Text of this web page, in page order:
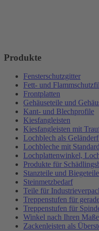
Produkte
Fensterschutzgitter
Fett- und
Frontplatten
Gehäuseteile und
Kant- und Blechprofile
Kiesfangleisten
Kiesfangleisten mit
Lochblech als
Lochbleche mit
Lochplattenwinkel,
Produkte für
Stanzteile und Biegeteile
Steinmetzbedarf
Teile für
Treppenstufen für
Treppenstufen für
Winkel nach Ihren
Zackenleisten als